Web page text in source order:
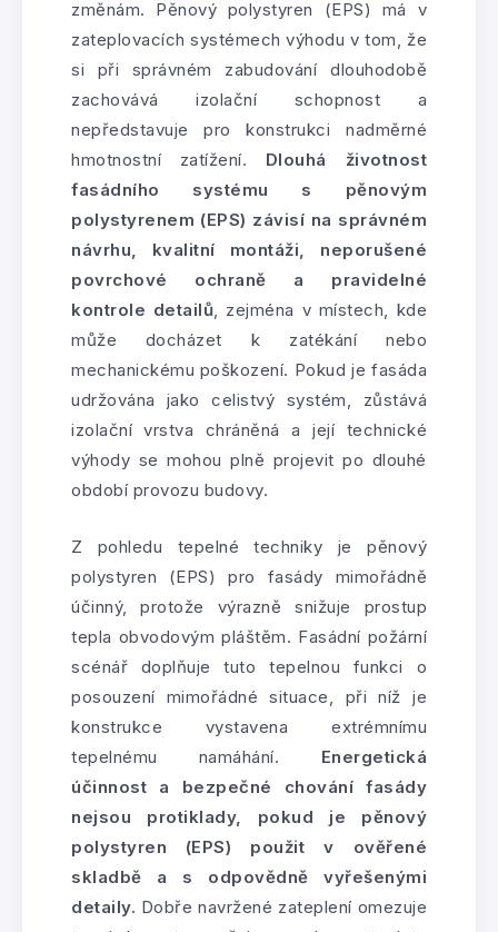
změnám. Pěnový polystyren (EPS) má v
zateplovacích systémech výhodu v tom, že
si při správném zabudování dlouhodobě
zachovává izolační schopnost a
nepředstavuje pro konstrukci nadměrné
hmotnostní zatížení. Dlouhá životnost
fasádního systému s pěnovým
polystyrenem (EPS) závisí na správném
návrhu, kvalitní montáži, neporušené
povrchové ochraně a pravidelné
kontrole detailů, zejména v místech, kde
může docházet k zatékání nebo
mechanickému poškození. Pokud je fasáda
udržována jako celistvý systém, zůstává
izolační vrstva chráněná a její technické
výhody se mohou plně projevit po dlouhé
období provozu budovy.
Z pohledu tepelné techniky je pěnový
polystyren (EPS) pro fasády mimořádně
účinný, protože výrazně snižuje prostup
tepla obvodovým pláštěm. Fasádní požární
scénář doplňuje tuto tepelnou funkci o
posouzení mimořádné situace, při níž je
konstrukce vystavena extrémnímu
tepelnému namáhání. Energetická
účinnost a bezpečné chování fasády
nejsou protiklady, pokud je pěnový
polystyren (EPS) použit v ověřené
skladbě a s odpovědně vyřešenými
detaily. Dobře navržené zateplení omezuje